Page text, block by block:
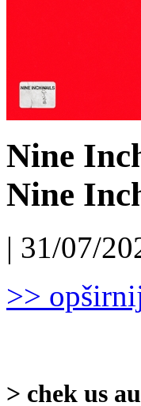
Nine
Nine
| 31/07/
>>
> chek us